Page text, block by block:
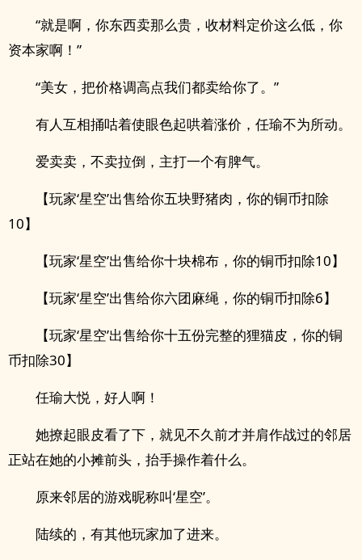
“就是啊，你东西卖那么贵，收材料定价这么低，你
资本家啊！”
“美女，把价格调高点我们都卖给你了。”
有人互相捅咕着使眼色起哄着涨价，任瑜不为所动。
爱卖卖，不卖拉倒，主打一个有脾气。
【玩家‘星空’出售给你五块野猪肉，你的铜币扣除
10】
【玩家‘星空’出售给你十块棉布，你的铜币扣除10】
【玩家‘星空’出售给你六团麻绳，你的铜币扣除6】
【玩家‘星空’出售给你十五份完整的狸猫皮，你的铜
币扣除30】
任瑜大悦，好人啊！
她撩起眼皮看了下，就见不久前才并肩作战过的邻居
正站在她的小摊前头，抬手操作着什么。
原来邻居的游戏昵称叫‘星空’。
陆续的，有其他玩家加了进来。